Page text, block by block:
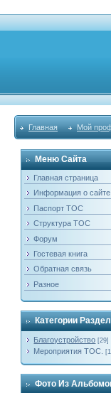
Главная Мой
Меню Сайта
Главная страница
Информация о сайте
Паспорт ТОС
Структура ТОС
Форум
Гостевая книга
Обратная связь
Разное
Категории
Благоустройство [29]
Мероприятия ТОС.
Фото Из